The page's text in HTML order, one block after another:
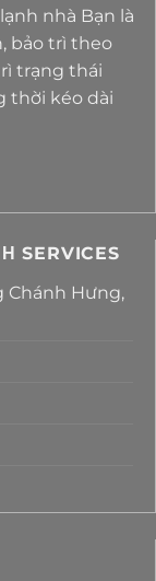
nhà Bạn là
bảo trì theo
trạng thái
thời kéo dài
SERVICES
Chánh Hưng,